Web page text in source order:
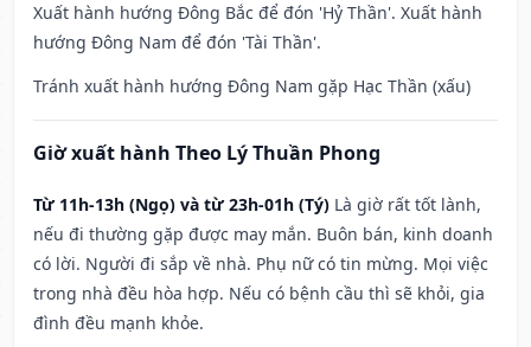
Xuất hành hướng Đông Bắc để đón 'Hỷ Thần'. Xuất hành
hướng Đông Nam để đón 'Tài Thần'.
Tránh xuất hành hướng Đông Nam gặp Hạc Thần (xấu)
Giờ xuất hành Theo Lý Thuần Phong
Từ 11h-13h (Ngọ) và từ 23h-01h (Tý) Là giờ rất tốt lành,
nếu đi thường gặp được may mắn. Buôn bán, kinh doanh
có lời. Người đi sắp về nhà. Phụ nữ có tin mừng. Mọi việc
trong nhà đều hòa hợp. Nếu có bệnh cầu thì sẽ khỏi, gia
đình đều mạnh khỏe.